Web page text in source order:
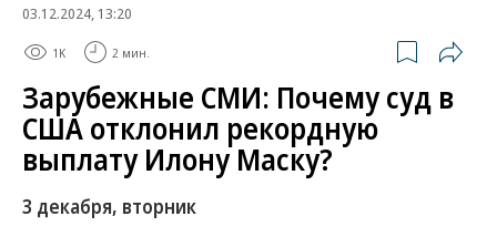
03.12.2024, 13:20
1K 2 мин.
Зарубежные СМИ: Почему суд в
США отклонил рекордную
выплату Илону Маску?
3 декабря, вторник